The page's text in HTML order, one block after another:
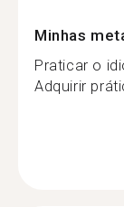
Minhas
Praticar o
Adquirir